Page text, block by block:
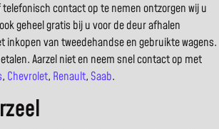
contact op te nemen ontzorgen wij u
geheel gratis bij u voor de deur afhalen
inkopen van tweedehandse en gebruikte wagens.
Aarzel niet en neem snel contact op met
, Chevrolet, Renault, Saab.